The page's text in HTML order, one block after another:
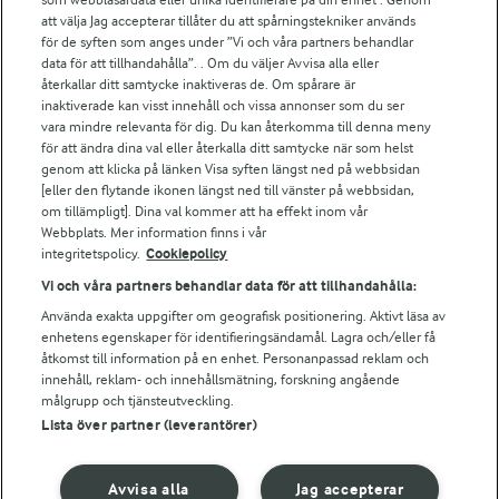
Arlas kundportal
Arla.com
Falbygdens Ost
Arla webbshop
Bildbank
Följ oss
© 2026 Arla Foods
att välja Jag accepterar tillåter du att spårningstekniker används
för de syften som anges under ”Vi och våra partners behandlar
data för att tillhandahålla”. . Om du väljer Avvisa alla eller
återkallar ditt samtycke inaktiveras de. Om spårare är
inaktiverade kan visst innehåll och vissa annonser som du ser
vara mindre relevanta för dig. Du kan återkomma till denna meny
för att ändra dina val eller återkalla ditt samtycke när som helst
genom att klicka på länken Visa syften längst ned på webbsidan
[eller den flytande ikonen längst ned till vänster på webbsidan,
om tillämpligt]. Dina val kommer att ha effekt inom vår
Webbplats. Mer information finns i vår
integritetspolicy. Cookiepolicy
Vi och våra partners behandlar data för att tillhandahålla:
Använda exakta uppgifter om geografisk positionering. Aktivt läsa av
enhetens egenskaper för identifieringsändamål. Lagra och/eller få
åtkomst till information på en enhet. Personanpassad reklam och
innehåll, reklam- och innehållsmätning, forskning angående
målgrupp och tjänsteutveckling.
Lista över partner (leverantörer)
Jag accepterar
Avvisa alla